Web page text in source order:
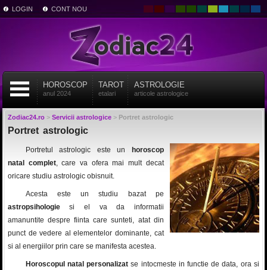
LOGIN CONT NOU
HOROSCOP
anul 2024
TAROT
etalari
ASTROLOGIE
articole astrologice
Zodiac24.ro> Servicii astrologice> Portret astrologic
Portret astrologic
Portretul astrologic este un
horoscop
natal complet, care va ofera mai mult decat
oricare studiu astrologic obisnuit.
Acesta este un studiu bazat pe
astropsihologiesi el va da informatii
amanuntite despre fiinta care sunteti, atat din
punct de vedere al elementelor dominante, cat
si al energiilor prin care se manifesta acestea.
Horoscopul natal personalizat se intocmeste in functie de data, ora si